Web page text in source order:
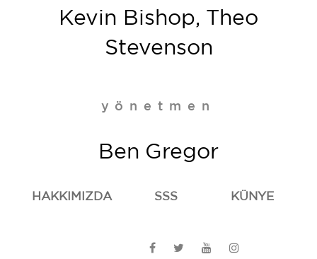
Kevin Bishop, Theo
Stevenson
yönetmen
Ben Gregor
HAKKIMIZDA SSS KÜNYE